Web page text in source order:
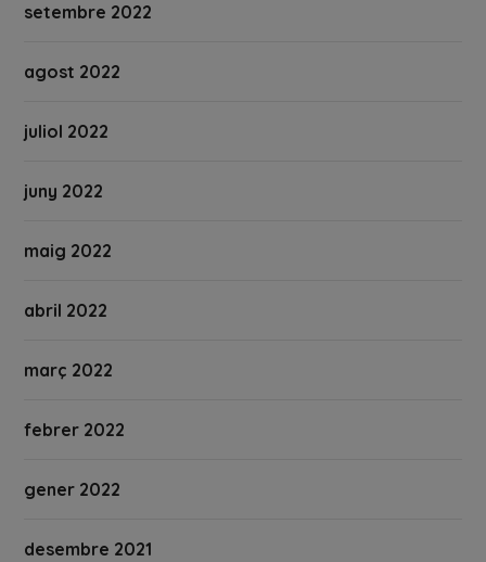
setembre 2022
agost 2022
juliol 2022
juny 2022
maig 2022
abril 2022
març 2022
febrer 2022
gener 2022
desembre 2021